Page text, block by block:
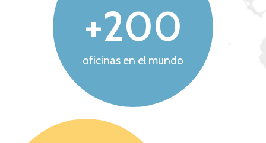
oficinas en el mundo
+200